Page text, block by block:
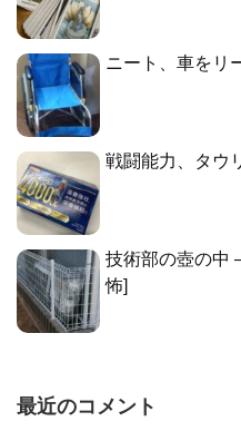
ニート、車をリ
戦闘能力、タウ
技術部の壺の中
怖]
最近のコメント